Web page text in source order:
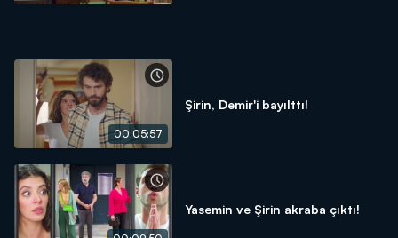
00:05:57
Şirin, Demir'i bayılttı!
Yasemin ve Şirin akraba çıktı!